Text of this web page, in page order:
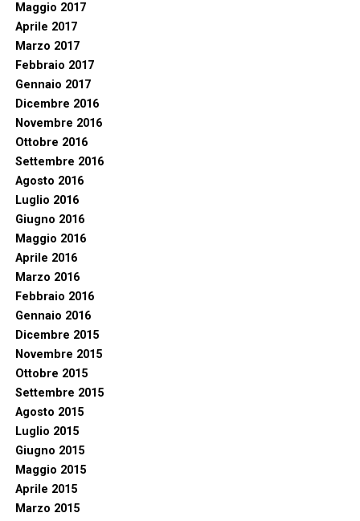
Maggio 2017
Aprile 2017
Marzo 2017
Febbraio 2017
Gennaio 2017
Dicembre 2016
Novembre 2016
Ottobre 2016
Settembre 2016
Agosto 2016
Luglio 2016
Giugno 2016
Maggio 2016
Aprile 2016
Marzo 2016
Febbraio 2016
Gennaio 2016
Dicembre 2015
Novembre 2015
Ottobre 2015
Settembre 2015
Agosto 2015
Luglio 2015
Giugno 2015
Maggio 2015
Aprile 2015
Marzo 2015